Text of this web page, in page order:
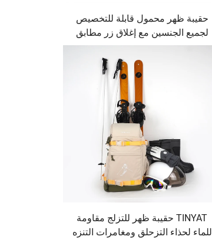
حقيبة ظهر محمول قابلة للتخصيص
لجميع الجنسين مع إغلاق زر مطابق
للون
TINYAT حقيبة ظهر للتزلج مقاومة
للماء لحذاء التزحلق ومغامرات التنزه